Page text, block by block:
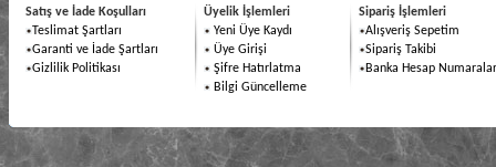
Satış ve İade Koşulları
Teslimat Şartları
Garanti ve İade Şartları
Gizlilik Politikası
Üyelik İşlemleri
Yeni Üye Kaydı
Üye Girişi
Şifre Hatırlatma
Bilgi Güncelleme
Sipariş İşlemleri
Alışveriş Sepetim
Sipariş Takibi
Banka Hesap